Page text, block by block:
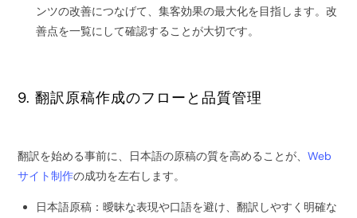
ンツの改善につなげて、集客効果の最大化を目指します。改
善点を一覧にして確認することが大切です。
9. 翻訳原稿作成のフローと品質管理
翻訳を始める事前に、日本語の原稿の質を高めることが、Web
サイト制作の成功を左右します。
日本語原稿：曖昧な表現や口語を避け、翻訳しやすく明確な